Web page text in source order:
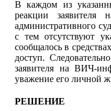
В каждом из
реакции заявителя
административного
с тем отсутствуют
сообщалось в
доступ.
заявителя на ВИЧ-
уважение его личной
РЕШЕНИЕ